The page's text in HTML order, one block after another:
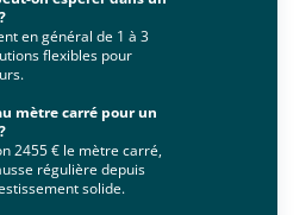
en général de 1 à 3
flexibles pour
mètre carré pour un
2455 € le mètre carré,
régulière depuis
solide.